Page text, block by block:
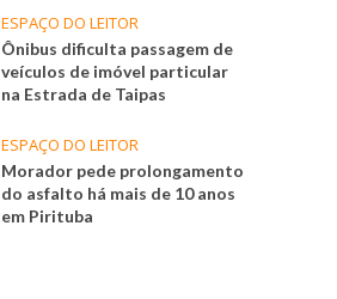
ESPAÇO DO LEITOR
Ônibus dificulta passagem de
veículos de imóvel particular
na Estrada de Taipas
ESPAÇO DO LEITOR
Morador pede prolongamento
do asfalto há mais de 10 anos
em Pirituba